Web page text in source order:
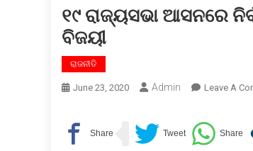
୧୯ ରାଜ୍ୟସଭା ଆସନରେ
ବିଜୟୀ
ରାଜନୀତି
June 23, 2020 Admin Leave A